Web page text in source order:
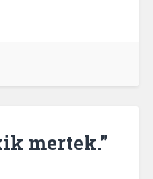
mertek.”